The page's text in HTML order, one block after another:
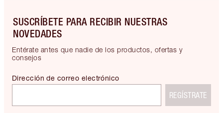
SUSCRÍBETE PARA RECIBIR NUESTRAS
NOVEDADES
Entérate antes que nadie de los productos, ofertas y
consejos
Dirección de correo electrónico
REGÍSTRATE